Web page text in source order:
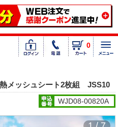
0
メッシュシート2枚組 JSS10
WJD08-00820A